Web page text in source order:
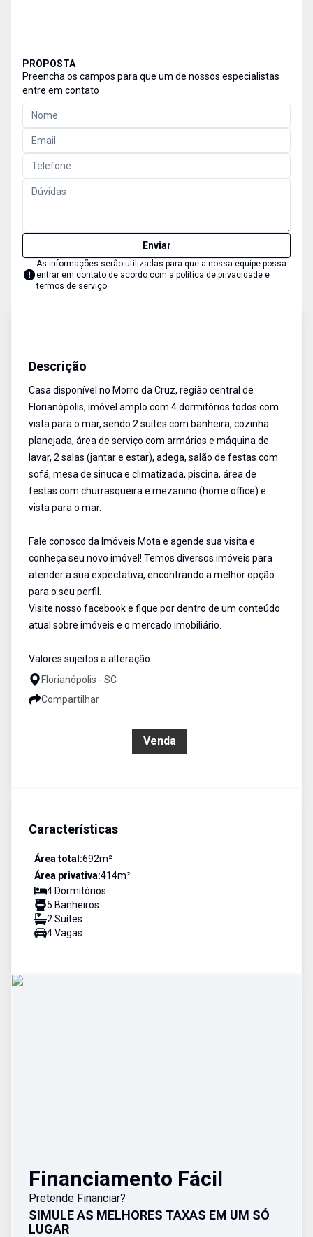
PROPOSTA
Preencha os campos para que um de nossos especialistas
entre em contato
Enviar
As informações serão utilizadas para que a nossa equipe possa
entrar em contato de acordo com a política de privacidade e
termos de serviço
Descrição
Casa disponível no Morro da Cruz, região central de
Florianópolis, imóvel amplo com 4 dormitórios todos com
vista para o mar, sendo 2 suítes com banheira, cozinha
planejada, área de serviço com armários e máquina de
lavar, 2 salas (jantar e estar), adega, salão de festas com
sofá, mesa de sinuca e climatizada, piscina, área de
festas com churrasqueira e mezanino (home office) e
vista para o mar.
Fale conosco da Imóveis Mota e agende sua visita e
conheça seu novo imóvel! Temos diversos imóveis para
atender a sua expectativa, encontrando a melhor opção
para o seu perfil.
Visite nosso facebook e fique por dentro de um conteúdo
atual sobre imóveis e o mercado imobiliário.
Valores sujeitos a alteração.
Florianópolis - SC
Compartilhar
Venda
Características
Área total:692m²
Área privativa:414m²
4 Dormitórios
5 Banheiros
2 Suítes
4Vagas
Financiamento Fácil
Pretende Financiar?
SIMULE AS MELHORES TAXAS EM UM SÓ
LUGAR